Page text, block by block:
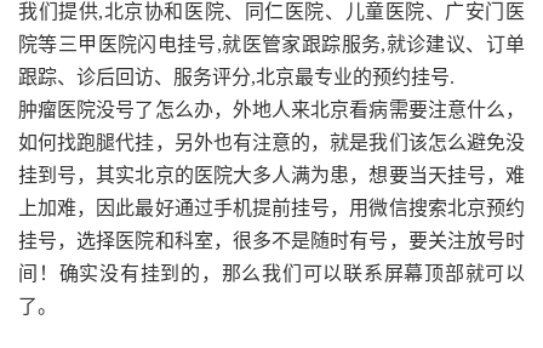
我们提供,北京协和医院、同仁医院、儿童医院、广安门医
院等三甲医院闪电挂号,就医管家跟踪服务,就诊建议、订单
跟踪、诊后回访、服务评分,北京最专业的预约挂号.
肿瘤医院没号了怎么办，外地人来北京看病需要注意什么，
如何找跑腿代挂，另外也有注意的，就是我们该怎么避免没
挂到号，其实北京的医院大多人满为患，想要当天挂号，难
上加难，因此最好通过手机提前挂号，用微信搜索北京预约
挂号，选择医院和科室，很多不是随时有号，要关注放号时
间！确实没有挂到的，那么我们可以联系屏幕顶部就可以
了。